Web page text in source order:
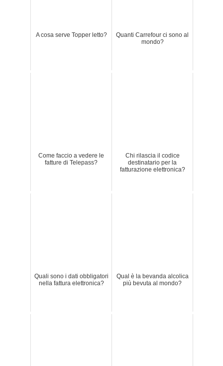
A cosa serve Topper letto?
Quanti Carrefour ci sono al
mondo?
Come faccio a vedere le
fatture di Telepass?
Chi rilascia il codice
destinatario per la
fatturazione elettronica?
Quali sono i dati obbligatori
nella fattura elettronica?
Qual è la bevanda alcolica
più bevuta al mondo?